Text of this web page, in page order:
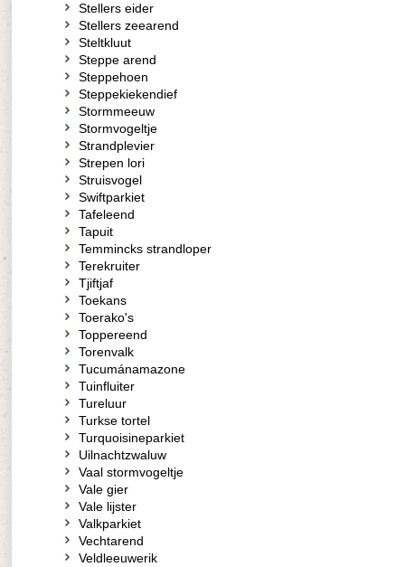
Stellers eider
Stellers zeearend
Steltkluut
Steppe arend
Steppehoen
Steppekiekendief
Stormmeeuw
Stormvogeltje
Strandplevier
Strepen lori
Struisvogel
Swiftparkiet
Tafeleend
Tapuit
Temmincks strandloper
Terekruiter
Tjiftjaf
Toekans
Toerako's
Toppereend
Torenvalk
Tucumánamazone
Tuinfluiter
Tureluur
Turkse tortel
Turquoisineparkiet
Uilnachtzwaluw
Vaal stormvogeltje
Vale gier
Vale lijster
Valkparkiet
Vechtarend
Veldleeuwerik